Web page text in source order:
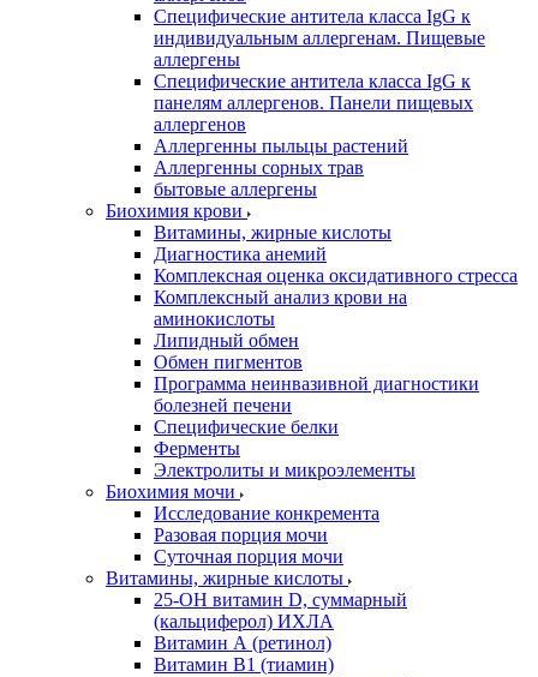
Специфические антитела класса IgG к
индивидуальным аллергенам. Пищевые
аллергены
Специфические антитела класса IgG к
панелям аллергенов. Панели пищевых
аллергенов
Аллергенны пыльцы растений
Аллергенны сорных трав
бытовые аллергены
Биохимия крови
Витамины, жирные кислоты
Диагностика анемий
Комплексная оценка оксидативного стресса
Комплексный анализ крови на
аминокислоты
Липидный обмен
Обмен пигментов
Программа неинвазивной диагностики
болезней печени
Специфические белки
Ферменты
Электролиты и микроэлементы
Биохимия мочи
Исследование конкремента
Разовая порция мочи
Суточная порция мочи
Витамины, жирные кислоты
25-OH витамин D, суммарный
(кальциферол) ИХЛА
Витамин А (ретинол)
Витамин В1 (тиамин)